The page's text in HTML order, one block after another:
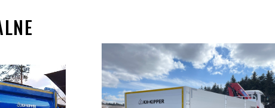
Kontakt
STOCK